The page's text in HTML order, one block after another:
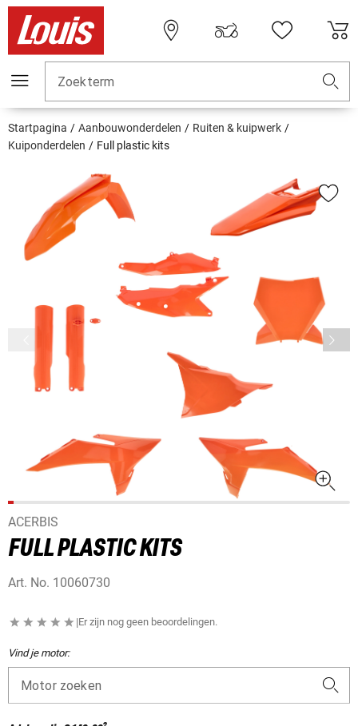
Zoekterm
Startpagina Aanbouwonderdelen
Ruiten & kuipwerk
Kuiponderdelen
Full plastic kits
ACERBIS
FULL PLASTIC KITS
Art. No. 10060730
|Er zijn nog geen beoordelingen.
Vind je motor:
Motor zoeken